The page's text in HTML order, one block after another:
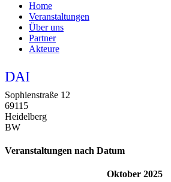
Home
Veranstaltungen
Über uns
Partner
Akteure
DAI
Sophienstraße 12
69115
Heidelberg
BW
Veranstaltungen nach Datum
Oktober 2025